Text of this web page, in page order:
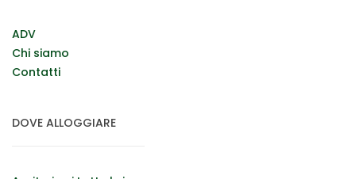
ADV
Chi siamo
Contatti
DOVE ALLOGGIARE